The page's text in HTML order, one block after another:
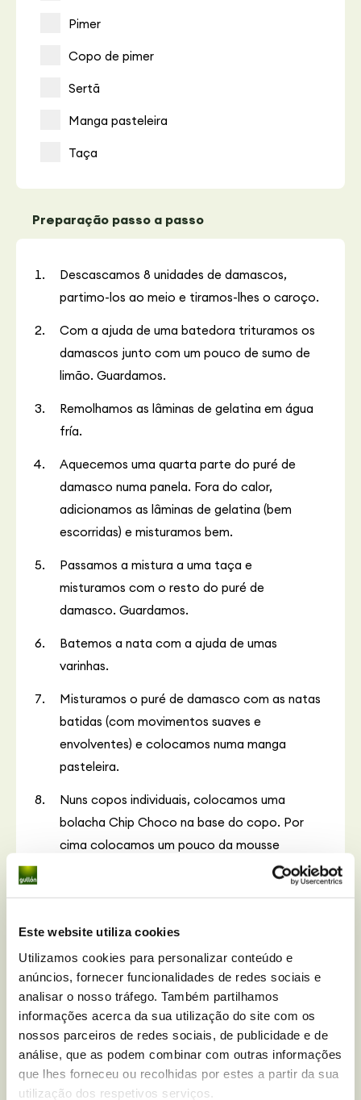
Este website utiliza cookies
Utilizamos cookies para personalizar conteúdo e
anúncios, fornecer funcionalidades de redes sociais e
analisar o nosso tráfego. Também partilhamos
informações acerca da sua utilização do site com os
nossos parceiros de redes sociais, de publicidade e de
análise, que as podem combinar com outras informações
que lhes forneceu ou recolhidas por estes a partir da sua
utilização dos respetivos serviços.
Pimer
Copo de pimer
Sertã
Manga pasteleira
Taça
Preparação passo a passo
Descascamos 8 unidades de damascos,
partimo-los ao meio e tiramos-lhes o caroço.
Com a ajuda de uma batedora trituramos os
damascos junto com um pouco de sumo de
limão. Guardamos.
Remolhamos as lâminas de gelatina em água
fría.
Aquecemos uma quarta parte do puré de
damasco numa panela. Fora do calor,
adicionamos as lâminas de gelatina (bem
escorridas) e misturamos bem.
Passamos a mistura a uma taça e
misturamos com o resto do puré de
damasco. Guardamos.
Batemos a nata com a ajuda de umas
varinhas.
Misturamos o puré de damasco com as natas
batidas (com movimentos suaves e
envolventes) e colocamos numa manga
pasteleira.
Nuns copos individuais, colocamos uma
bolacha Chip Choco na base do copo. Por
cima colocamos um pouco da mousse
los em fatias finas.
Fritamos as fatias de damasco numa sertã,
junto com um ramo de alecrim, a fogo médio
(sem óleo nem açúcar) durante um par de
minutos. Retiramos o ramo de alecrim e
deixamos arrefecer.